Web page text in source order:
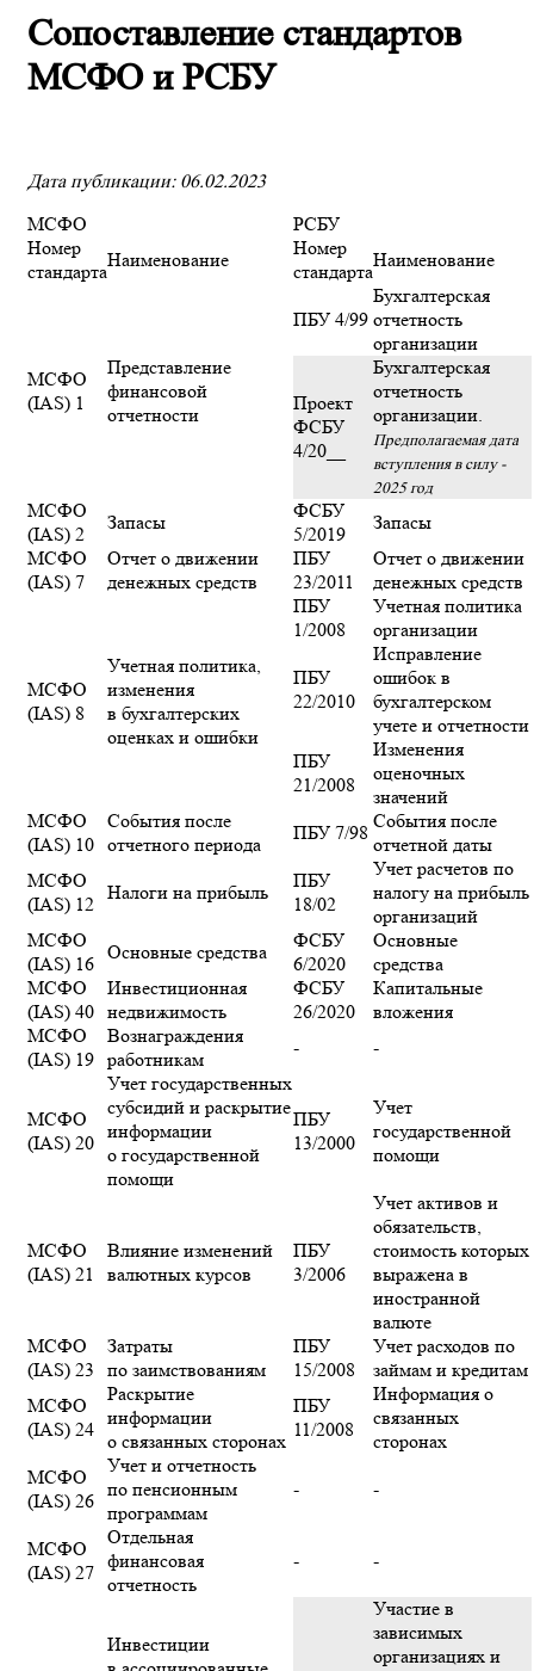
Сопоставление стандартов
МСФО и РСБУ
Дата публикации: 06.02.2023
МСФО
РСБУ
Номер
стандарта
Наименование
Номер
стандарта
Наименование
МСФО
(IAS) 1
Представление
финансовой
отчетности
ПБУ 4/99
Бухгалтерская
отчетность
организации
Проект
ФСБУ
4/20__
Бухгалтерская
отчетность
организации.
Предполагаемая дата
вступления в силу -
2025 год
МСФО
(IAS) 2
Запасы
ФСБУ
5/2019
Запасы
МСФО
(IAS) 7
Отчет о движении
денежных средств
ПБУ
23/2011
Отчет о движении
денежных средств
МСФО
(IAS) 8
Учетная политика,
изменения
в бухгалтерских
оценках и ошибки
ПБУ
1/2008
Учетная политика
организации
ПБУ
22/2010
Исправление
ошибок в
бухгалтерском
учете и отчетности
ПБУ
21/2008
Изменения
оценочных
значений
МСФО
(IAS) 10
События после
отчетного периода
ПБУ 7/98
События после
отчетной даты
МСФО
(IAS) 12
Налоги на прибыль
ПБУ
18/02
Учет расчетов по
налогу на прибыль
организаций
МСФО
(IAS) 16
Основные средства
ФСБУ
6/2020
Основные
средства
МСФО
(IAS) 40
Инвестиционная
недвижимость
ФСБУ
26/2020
Капитальные
вложения
МСФО
(IAS) 19
Вознаграждения
работникам
- -
МСФО
(IAS) 20
Учет государственных
субсидий и раскрытие
информации
о государственной
помощи
ПБУ
13/2000
Учет
государственной
помощи
МСФО
(IAS) 21
Влияние изменений
валютных курсов
ПБУ
3/2006
Учет активов и
обязательств,
стоимость которых
выражена в
иностранной
валюте
МСФО
(IAS) 23
Затраты
по заимствованиям
ПБУ
15/2008
Учет расходов по
займам и кредитам
МСФО
(IAS) 24
Раскрытие
информации
о связанных сторонах
ПБУ
11/2008
Информация о
связанных
сторонах
МСФО
(IAS) 26
Учет и отчетность
по пенсионным
программам
- -
МСФО
(IAS) 27
Отдельная
финансовая
отчетность
- -
Инвестиции
Участие в
зависимых
организациях и